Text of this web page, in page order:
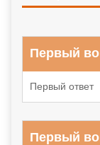
Первый
Первый ответ
Первый